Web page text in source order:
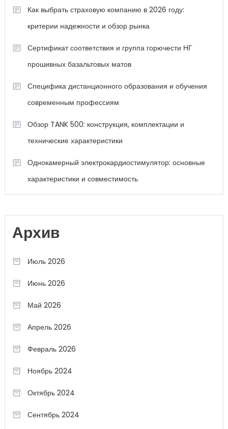
Как выбрать страховую компанию в 2026 году:
критерии надежности и обзор рынка
Сертификат соответствия и группа горючести НГ
прошивных базальтовых матов
Специфика дистанционного образования и обучения
современным профессиям
Обзор TANK 500: конструкция, комплектации и
технические характеристики
Однокамерный электрокардиостимулятор: основные
характеристики и совместимость
Архив
Июль 2026
Июнь 2026
Май 2026
Апрель 2026
Февраль 2026
Ноябрь 2024
Октябрь 2024
Сентябрь 2024